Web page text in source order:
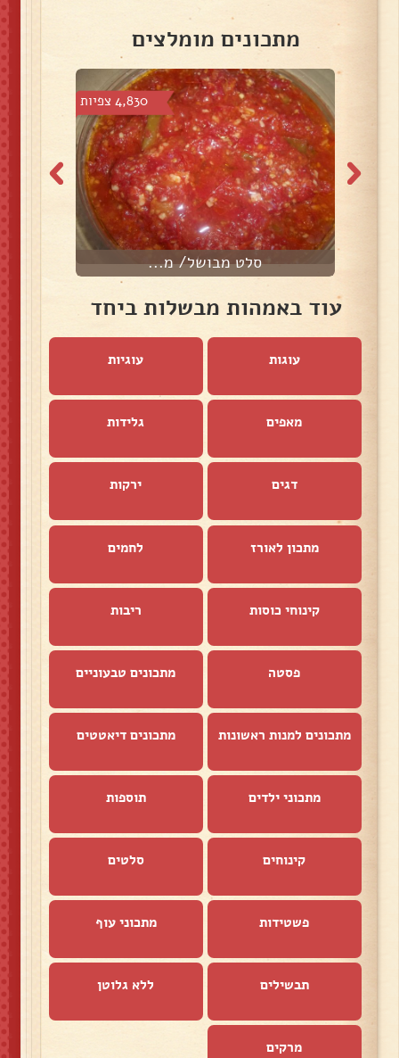
מתכונים מומלצים
4,830 צפיות
סלט מבושל/ מ...
עוד באמהות מבשלות ביחד
עוגות עוגיות
מאפים גלידות
דגים ירקות
מתכון לאורז לחמים
קינוחי כוסות ריבות
פסטה מתכונים טבעוניים
מתכונים למנות ראשונות מתכונים דיאטטים
מתכוני ילדים תוספות
קינוחים סלטים
פשטידות מתכוני עוף
תבשילים ללא גלוטן
מרקים